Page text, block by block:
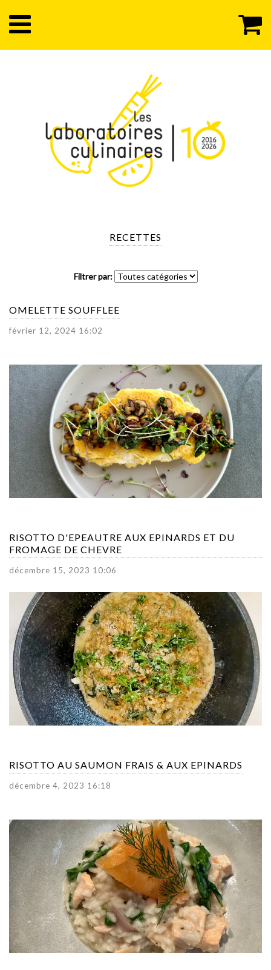
RECETTES
Filtrer par:
OMELETTE SOUFFLEE
février 12, 2024 16:02
RISOTTO D'EPEAUTRE AUX EPINARDS ET DU
FROMAGE DE CHEVRE
décembre 15, 2023 10:06
RISOTTO AU SAUMON FRAIS & AUX EPINARDS
décembre 4, 2023 16:18